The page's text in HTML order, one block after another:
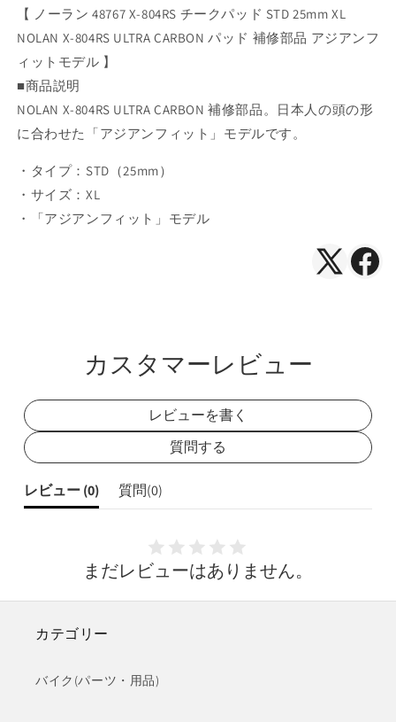
XL
X-
804RS
ULTRA
CARBON
数
量
を
減
ら
XL
X-
CARBON
数
量
や
【 ノーラン 48767 X-804RS チークパッド STD 25mm XL
NOLAN X-804RS ULTRA CARBON パッド 補修部品 アジアンフ
ィットモデル 】
■商品説明
NOLAN X-804RS ULTRA CARBON 補修部品。日本人の頭の形
に合わせた「アジアンフィット」モデルです。
・タイプ：STD（25mm）
・サイズ：XL
・「アジアンフィット」モデル
X（Twitter
カスタマーレビュー
レビューを書く
質問する
レビュー (0) 質問(0)
まだレビューはありません。
カテゴリー
バイク(パーツ・用品)